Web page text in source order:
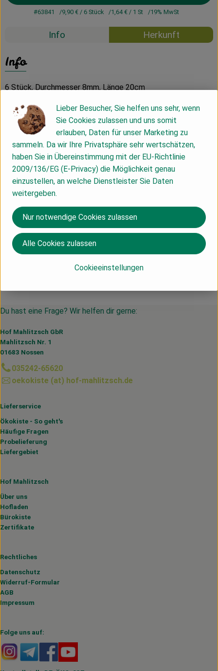
#63841 9,90 € / 6 Stück 1,64 € / 1 St 19% MwSt
Info Herkunft
Info
6 Stück, Durchmesser 8mm, Länge 20cm
Produktinformationen
Produktdatenblatt
Herkunft
Deutschland
memo Handelsware
Du hast eine Frage? Wir helfen dir gerne:
Hof Mahlitzsch GbR
Mahlitzsch Nr. 1
01683 Nossen
035242-65620
oekokiste (at) hof-mahlitzsch.de
Lieferservice
Ökokiste - So geht's
Häufige Fragen
Probelieferung
Liefergebiet
Hof Mahlitzsch
Über uns
Hofladen
Bürokiste
Zertifikate
Rechtliches
Datenschutz
Widerruf-Formular
AGB
Impressum
Folge uns auf:
Externer Link zu https://www.instagram.com/
Externer Link zu https://t.me/s/hofmahlitzsch
Externer Link zu https://www.facebook.com/
Lieber Besucher, Sie helfen uns sehr, wenn
Sie Cookies zulassen und uns somit
erlauben, Daten für unser Marketing zu
sammeln. Da wir Ihre Privatsphäre sehr wertschätzen,
haben Sie in Übereinstimmung mit der EU-Richtlinie
2009/136/EG (E-Privacy) die Möglichkeit genau
einzustellen, an welche Dienstleister Sie Daten
weitergeben.
Cookieeinstellungen
Nur notwendige Cookies zulassen
Alle Cookies zulassen